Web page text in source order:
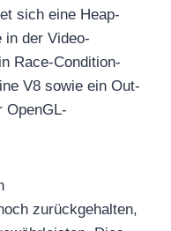
sich eine Heap-
in der Video-
Race-Condition-
V8 sowie ein Out-
OpenGL-
zurückgehalten,